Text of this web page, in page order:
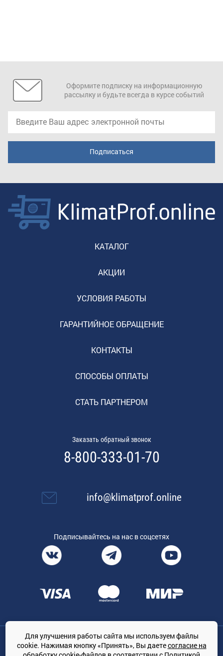
Оформите подписку на информационную
рассылку и будьте всегда в курсе событий
КАТАЛОГ
АКЦИИ
УСЛОВИЯ РАБОТЫ
ГАРАНТИЙНОЕ ОБРАЩЕНИЕ
КОНТАКТЫ
СПОСОБЫ ОПЛАТЫ
СТАТЬ ПАРТНЕРОМ
Заказать обратный звонок
8-800-333-01-70
info@klimatprof.online
Подписывайтесь на нас в соцсетях
Общество с ограниченной ответственностью «ТРЕЙДКОН», ОГРН:
1167847364079, 197022, г. Санкт-Петербург, проспект Медиков, 7
Для улучшения работы сайта мы используем файлы
cookie. Нажимая кнопку «Принять», Вы даетесогласие на